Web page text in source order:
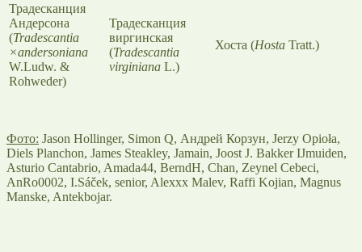
Традесканция
Андерсона
(Tradescantia
×andersoniana
W.Ludw. &
Rohweder)
Традесканция
виргинская
(Tradescantia
virginiana L.)
Хоста (Hosta Tratt.)
Фото: Jason Hollinger, Simon Q, Андрей Корзун, Jerzy Opioła,
Diels Planchon, James Steakley, Jamain, Joost J. Bakker IJmuiden,
Asturio Cantabrio, Amada44, BerndH, Chan, Zeynel Cebeci,
AnRo0002, I.Sáček, senior, Alexxx Malev, Raffi Kojian, Magnus
Manske, Antekbojar.